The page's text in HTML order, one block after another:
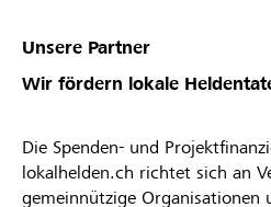
Unsere Partner
Wir fördern lokale
Die Spenden- und
lokalhelden.ch richtet sich an
gemeinnützige Organisationen